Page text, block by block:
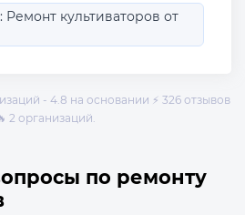
культиваторов от
- 4.8 на основании ⚡ 326 отзывов
2 организаций.
по ремонту